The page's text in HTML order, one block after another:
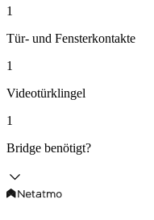
1
Tür- und Fensterkontakte
1
Videotürklingel
1
Bridge benötigt?